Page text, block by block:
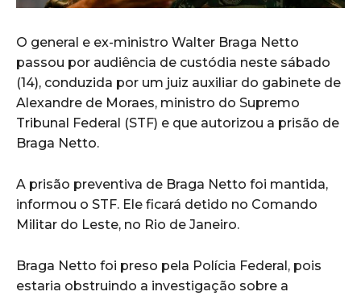
O general e ex-ministro Walter Braga Netto
passou por audiência de custódia neste sábado
(14), conduzida por um juiz auxiliar do gabinete de
Alexandre de Moraes, ministro do Supremo
Tribunal Federal (STF) e que autorizou a prisão de
Braga Netto.
A prisão preventiva de Braga Netto foi mantida,
informou o STF. Ele ficará detido no Comando
Militar do Leste, no Rio de Janeiro.
Braga Netto foi preso pela Polícia Federal, pois
estaria obstruindo a investigação sobre a